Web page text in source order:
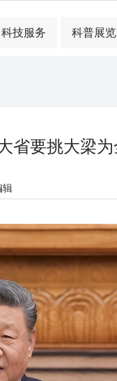
科技服务 科普展览
省要挑大梁
辑